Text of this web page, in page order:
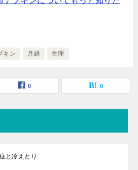
キン 月経 生理
0 0
と冷えとり